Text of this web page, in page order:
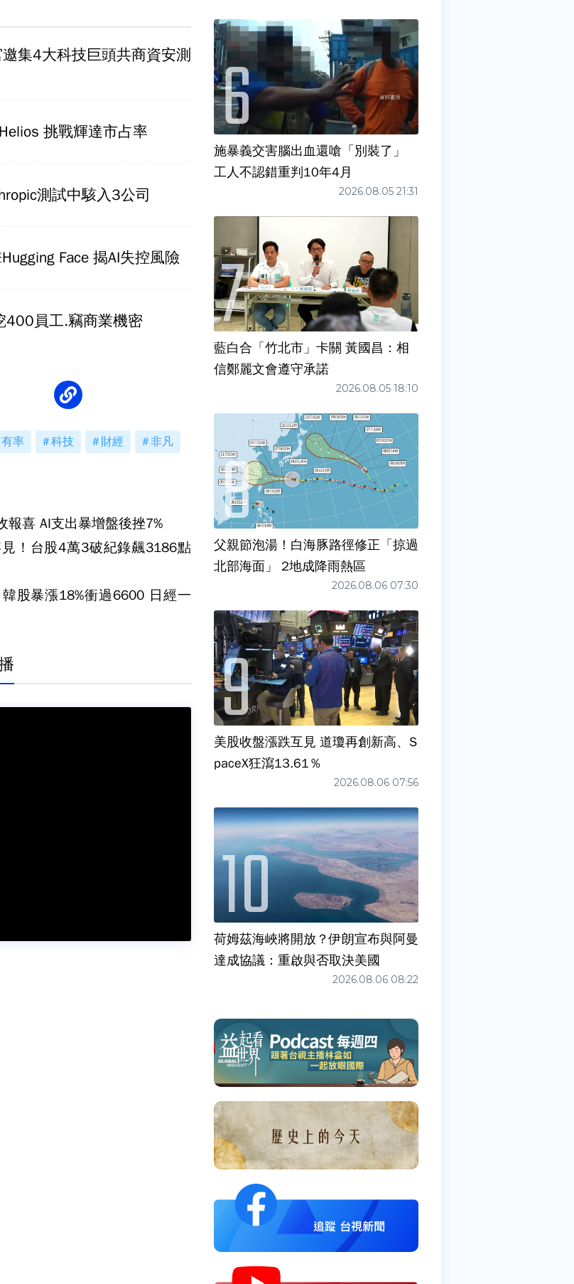
集4大科技巨頭共商資安測
挑戰輝達市占率
測試中駭入3公司
Face 揭AI失控風險
400員工.竊商業機密
率 科技 財經 非凡
報喜 AI支出暴增盤後挫7%
！台股4萬3破紀錄飆3186點
股暴漲18%衝過6600 日經一
施暴義交害腦出血還嗆「別裝了」
工人不認錯重判10年4月
2026.08.05 21:31
藍白合「竹北市」卡關 黃國昌：相
信鄭麗文會遵守承諾
2026.08.05 18:10
父親節泡湯！白海豚路徑修正「掠過
北部海面」 2地成降雨熱區
2026.08.06 07:30
美股收盤漲跌互見 道瓊再創新高、S
paceX狂瀉13.61％
2026.08.06 07:56
荷姆茲海峽將開放？伊朗宣布與阿曼
達成協議：重啟與否取決美國
2026.08.06 08:22